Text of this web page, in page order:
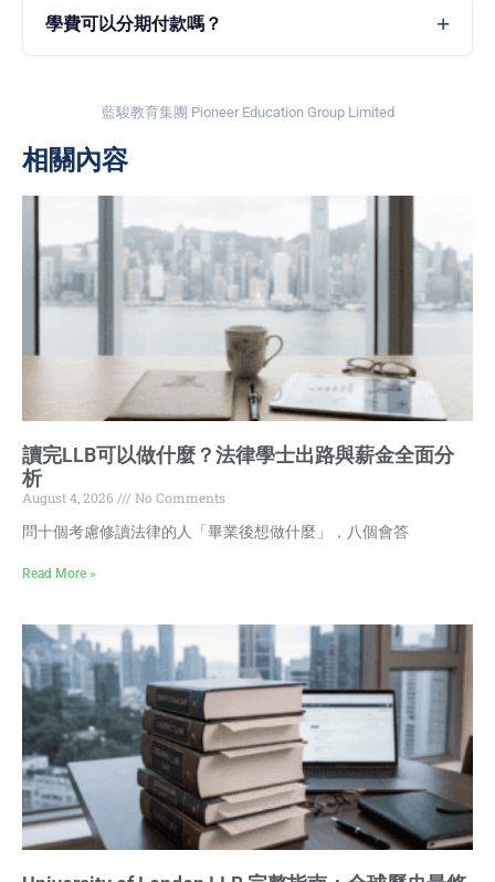
學費可以分期付款嗎？
藍駿教育集團 Pioneer Education Group Limited
相關內容
讀完LLB可以做什麼？法律學士出路與薪金全面分
析
August 4, 2026
No Comments
問十個考慮修讀法律的人「畢業後想做什麼」，八個會答
Read More »